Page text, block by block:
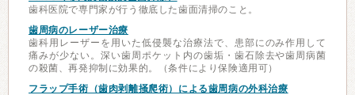
歯科医院で専門家が行う徹底した歯面清掃のこと。
歯周病のレーザー治療
歯科用レーザーを用いた低侵襲な治療法で、患部にのみ作用して
痛みが少ない。深い歯周ポケット内の歯垢・歯石除去や歯周病菌
の殺菌、再発抑制に効果的。（条件により保険適用可）
フラップ手術（歯肉剥離掻爬術）による歯周病の外科治療